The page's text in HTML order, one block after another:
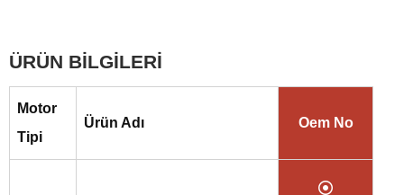
ÜRÜN BİLGİLERİ
Motor
Tipi
Ürün Adı Oem No